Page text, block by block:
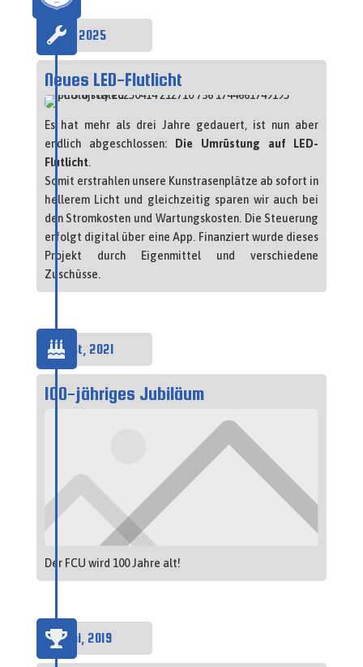
März, 2025

Neues LED-Flutlicht
Es hat mehr als drei Jahre gedauert, ist nun aber
endlich abgeschlossen:
Die Umrüstung auf LED-
Flutlicht.
Somit erstrahlen unsere Kunstrasenplätze ab sofort in
hellerem Licht und gleichzeitig sparen wir auch bei
den Stromkosten und Wartungskosten. Die Steuerung
erfolgt digital über eine App. Finanziert wurde dieses
Projekt durch Eigenmittel und verschiedene
Zuschüsse.
August, 2021

100-jähriges Jubiläum
Der FCU wird 100 Jahre alt!
10 Juni, 2019
